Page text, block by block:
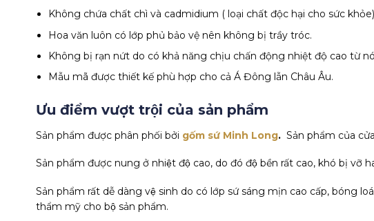
Không chứa chất chì và cadmidium ( loại chất độc hại cho sức khỏe)
Hoa văn luôn có lớp phủ bảo vệ nên không bị trầy tróc.
Không bị rạn nứt do có khả năng chịu chấn động nhiệt độ cao từ
Mẫu mã được thiết kế phù hợp cho cả Á Đông lẫn Châu Âu.
Ưu điểm vượt trội của sản phẩm
Sản phẩm được phân phối bởi gốm sứ Minh Long. Sản phẩm của
Sản phẩm được nung ở nhiệt độ cao, do đó độ bền rất cao, khó bị vỡ
Sản phẩm rất dễ dàng vệ sinh do có lớp sứ sáng mịn cao cấp, bóng
thẩm mỹ cho bộ sản phẩm.